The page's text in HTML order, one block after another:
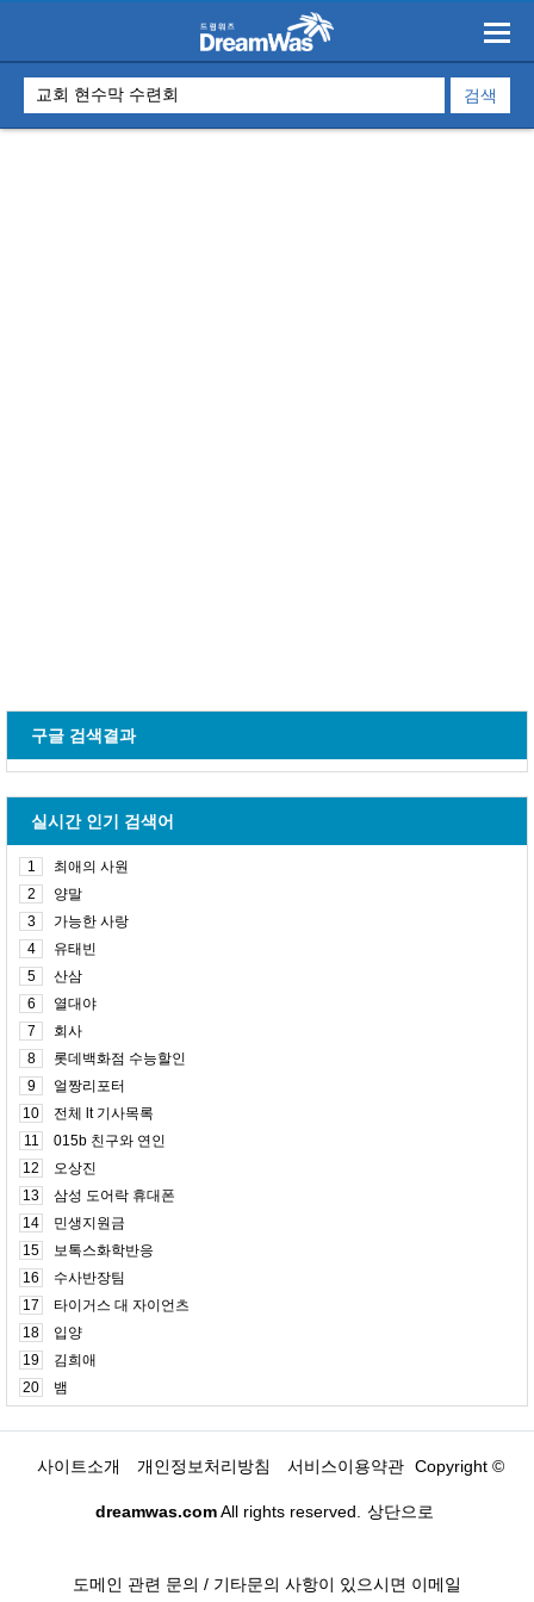
구글 검색결과
실시간 인기 검색어
1
최애의 사원
2
양말
3
가능한 사랑
4
유태빈
5
산삼
6
열대야
7
회사
8
롯데백화점 수능할인
9
얼짱리포터
10
전체 lt 기사목록
11
015b 친구와 연인
12
오상진
13
삼성 도어락 휴대폰
14
민생지원금
15
보톡스화학반응
16
수사반장팀
17
타이거스 대 자이언츠
18
입양
19
김희애
20
뱀
사이트소개 개인정보처리방침 서비스이용약관 Copyright ©
dreamwas.comAll rights reserved. 상단으로
도메인 관련 문의 / 기타문의 사항이 있으시면 이메일